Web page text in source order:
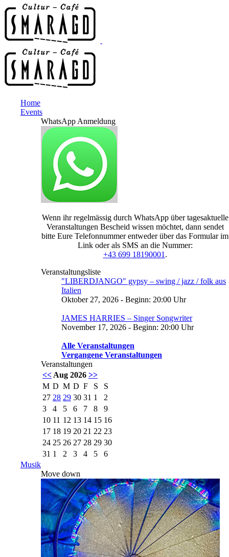
Home
Events
WhatsApp Anmeldung
Wenn ihr regelmässig durch WhatsApp über tagesaktuelle
Veranstaltungen Bescheid wissen möchtet, dann sendet
bitte Eure Telefonnummer entweder über das Formular im
Link oder als SMS an die Nummer:
+43 699 18190001 .
Veranstaltungsliste
"LIBERDJANGO" gypsy – swing / jazz / folk aus
Italien
Oktober 27, 2026 - Beginn: 20:00 Uhr
JAMES HARRIES – Singer Songwriter
November 17, 2026 - Beginn: 20:00 Uhr
Alle Veranstaltungen
Vergangene Veranstaltungen
Veranstaltungen
<< Aug 2026 >>
M D M D F S
S
27 28 29 30 31 1
2
3
4 5 6 7 8
9
10 11 12 13 14 15 16
17 18 19 20 21 22 23
24 25 26 27 28 29 30
31 1 2 3 4 5
6
Musik
Move down